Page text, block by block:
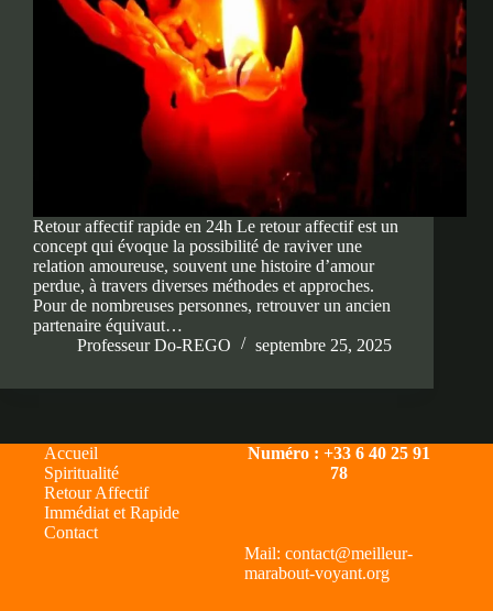
Retour affectif rapide en 24h Le retour affectif est un
concept qui évoque la possibilité de raviver une
relation amoureuse, souvent une histoire d’amour
perdue, à travers diverses méthodes et approches.
Pour de nombreuses personnes, retrouver un ancien
partenaire équivaut…
Professeur Do-REGO
septembre 25, 2025
Accueil
Spiritualité
Retour Affectif
Immédiat et Rapide
Contact
Numéro : +33 6 40 25 91
78
Mail: contact@meilleur-
marabout-voyant.org